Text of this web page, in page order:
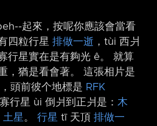
⁠-起來，按呢你應該會當看
四粒行星 排做一逝 ，tùi 西爿
行星實在是有夠光 ê。 就算
，猶是看會著。 這張相片是
頭前彼个地標是 RFK
行星 ùi 倒爿到正爿是： 木
土星 。 行星 tī 天頂 排做一